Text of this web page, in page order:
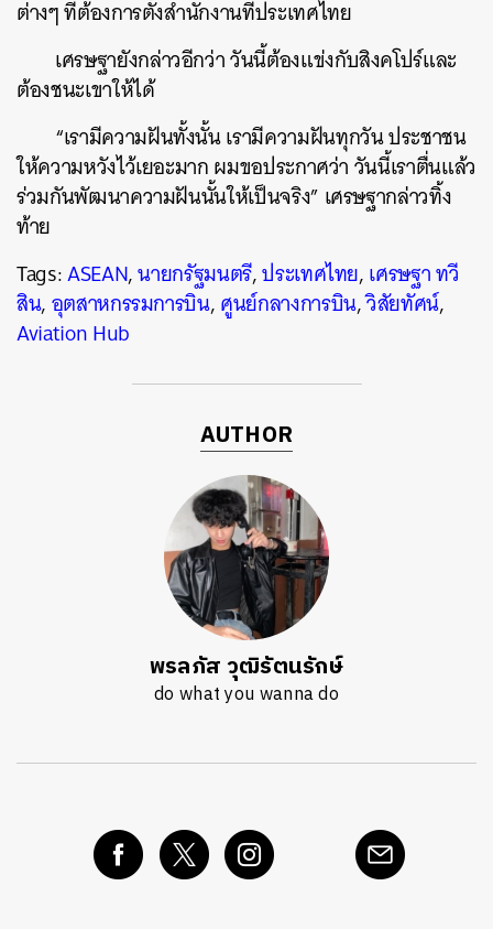
ต่างๆ ที่ต้องการตั้งสำนักงานที่ประเทศไทย
เศรษฐายังกล่าวอีกว่า วันนี้ต้องแข่งกับสิงคโปร์และ
ต้องชนะเขาให้ได้
“เรามีความฝันทั้งนั้น เรามีความฝันทุกวัน ประชาชน
ให้ความหวังไว้เยอะมาก ผมขอประกาศว่า วันนี้เราตื่นแล้ว
ร่วมกันพัฒนาความฝันนั้นให้เป็นจริง” เศรษฐากล่าวทิ้ง
ท้าย
Tags:ASEAN,นายกรัฐมนตรี,ประเทศไทย,เศรษฐา ทวี
สิน,อุตสาหกรรมการบิน,ศูนย์กลางการบิน,วิสัยทัศน์,
Aviation Hub
AUTHOR
พรลภัส วุฒิรัตนรักษ์
do what you wanna do